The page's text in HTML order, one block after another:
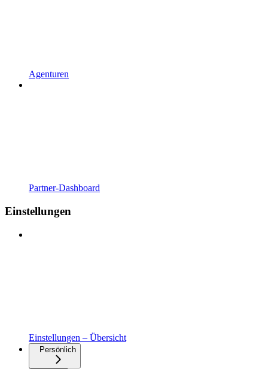
Agenturen
Partner-Dashboard
Einstellungen
Einstellungen – Übersicht
Persönlich